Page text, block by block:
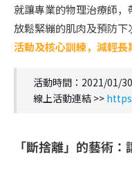
就讓專業的物理治療師
放鬆緊繃的肌肉及預防下
活動及核心訓練，減輕長
活動時間：2021/01/
線上活動連結 >>
「斷捨離」的藝術